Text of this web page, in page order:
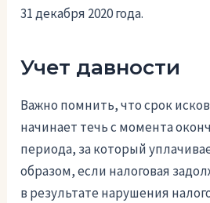
31 декабря 2020 года.
Учет давности
Важно помнить, что срок
начинает течь с момента
периода, за который
образом, если налоговая
в результате нарушения